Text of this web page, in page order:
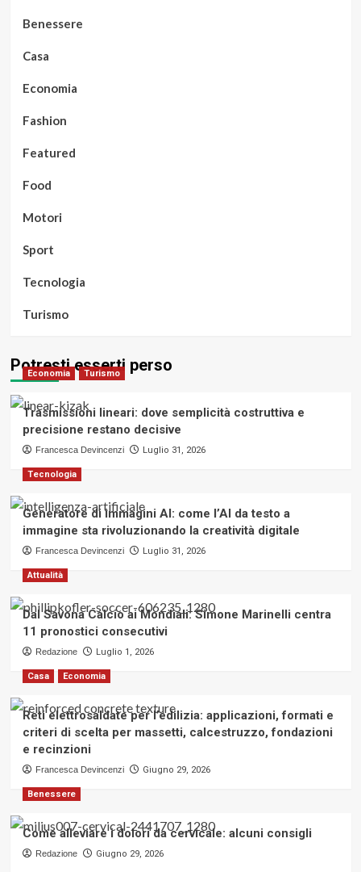
Benessere
Casa
Economia
Fashion
Featured
Food
Motori
Sport
Tecnologia
Turismo
Potresti esserti perso
Economia Turismo
Trasmissioni lineari: dove semplicità costruttiva e
precisione restano decisive
Francesca Devincenzi Luglio 31, 2026
Tecnologia
Generatore di immagini AI: come l’AI da testo a
immagine sta rivoluzionando la creatività digitale
Francesca Devincenzi Luglio 31, 2026
Attualità
Dal Savona Calcio ai Mondiali: Simone Marinelli centra
11 pronostici consecutivi
Redazione Luglio 1, 2026
Casa Economia
Reti elettrosaldate per l’edilizia: applicazioni, formati e
criteri di scelta per massetti, calcestruzzo, fondazioni
e recinzioni
Francesca Devincenzi Giugno 29, 2026
Benessere
Come alleviare i dolori da cervicale: alcuni consigli
Redazione Giugno 29, 2026